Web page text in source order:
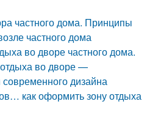
частного дома. Принципы
частного дома
во дворе частного дома.
во дворе —
дизайна
как оформить зону отдыха